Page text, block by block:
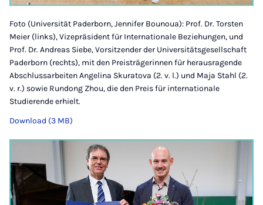
Foto (Universität Paderborn, Jennifer Bounoua): Prof. Dr. Torsten
Meier (links), Vizepräsident für Internationale Beziehungen, und
Prof. Dr. Andreas Siebe, Vorsitzender der Universitätsgesellschaft
Paderborn (rechts), mit den Preisträgerinnen für herausragende
Abschlussarbeiten Angelina Skuratova (2. v. l.) und Maja Stahl (2.
v. r.) sowie Rundong Zhou, die den Preis für internationale
Studierende erhielt.
Download (3 MB)